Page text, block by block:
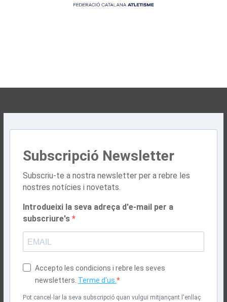
Subscripció Newsletter
Subscriu-te a nostra newsletter per a rebre les
nostres notícies i novetats.
Introdueixi la seva adreça d'e-mail per a
subscriure's
Accepto les condicions i rebre les seves
newsletters. Terme d'us.
Pot cancel·lar la seva subscripció quan vulgui mitjançant l'enllaç